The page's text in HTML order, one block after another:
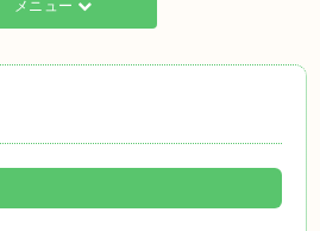
メニュー